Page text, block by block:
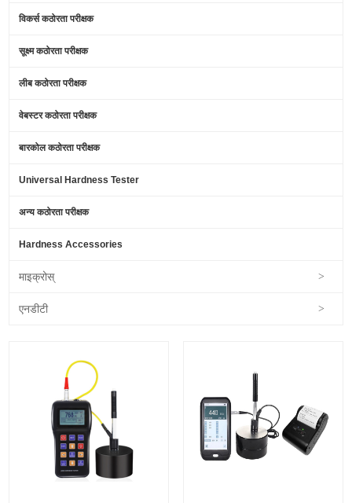
विकर्स कठोरता परीक्षक
सूक्ष्म कठोरता परीक्षक
लीब कठोरता परीक्षक
वेबस्टर कठोरता परीक्षक
बारकोल कठोरता परीक्षक
Universal Hardness Tester
अन्य कठोरता परीक्षक
Hardness Accessories
माइक्रोस् >
एनडीटी >